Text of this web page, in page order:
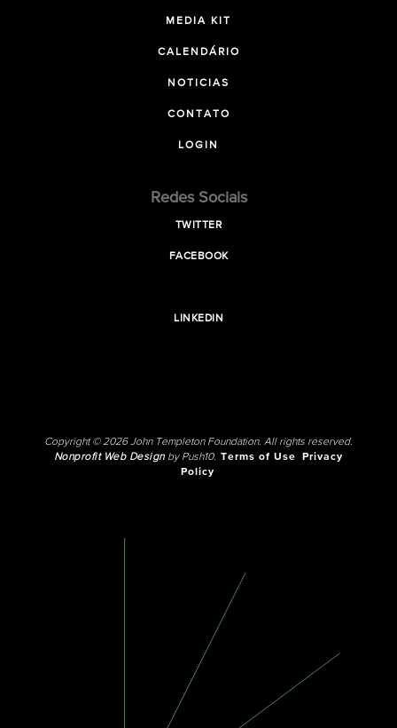
MEDIA KIT
CALENDÁRIO
NOTICIAS
CONTATO
LOGIN
Redes Sociais
TWITTER
FACEBOOK
LINKEDIN
Copyright © 2026 John Templeton Foundation. All rights reserved.
Nonprofit Web Designby Push10. Terms of Use
Privacy
Policy